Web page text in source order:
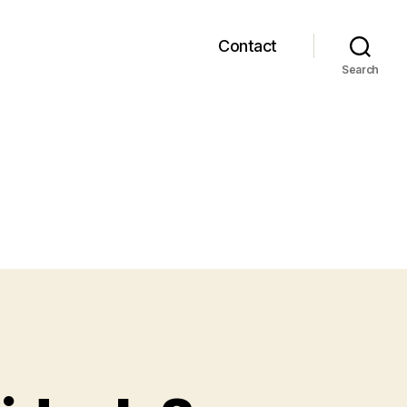
Contact
Search